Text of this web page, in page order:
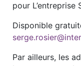
pour L’entreprise
Disponible
Par ailleurs, les